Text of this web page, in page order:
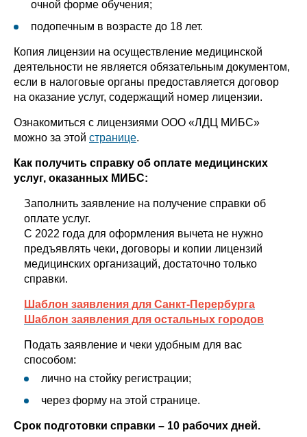
очной форме обучения;
подопечным в возрасте до 18 лет.
Копия лицензии на осуществление медицинской
деятельности не является обязательным документом,
если в налоговые органы предоставляется договор
на оказание услуг, содержащий номер лицензии.
Ознакомиться с лицензиями ООО «ЛДЦ МИБС»
можно за этой странице.
Как получить справку об оплате медицинских
услуг, оказанных МИБС:
Заполнить заявление на получение справки об
оплате услуг.
С 2022 года для оформления вычета не нужно
предъявлять чеки, договоры и копии лицензий
медицинских организаций, достаточно только
справки.
Шаблон заявления для Санкт-Перербурга
Шаблон заявления для остальных городов
Подать заявление и чеки удобным для вас
способом:
лично на стойку регистрации;
через форму на этой странице.
Срок подготовки справки – 10 рабочих дней.